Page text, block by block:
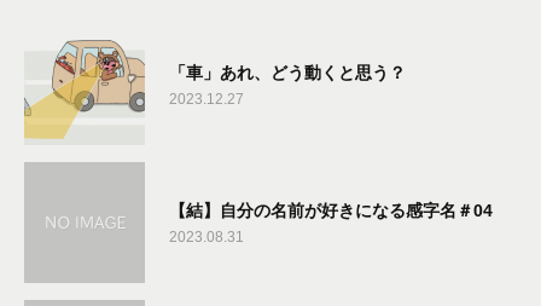
「車」あれ、どう動くと思う？
2023.12.27
【結】自分の名前が好きになる感字名＃04
2023.08.31